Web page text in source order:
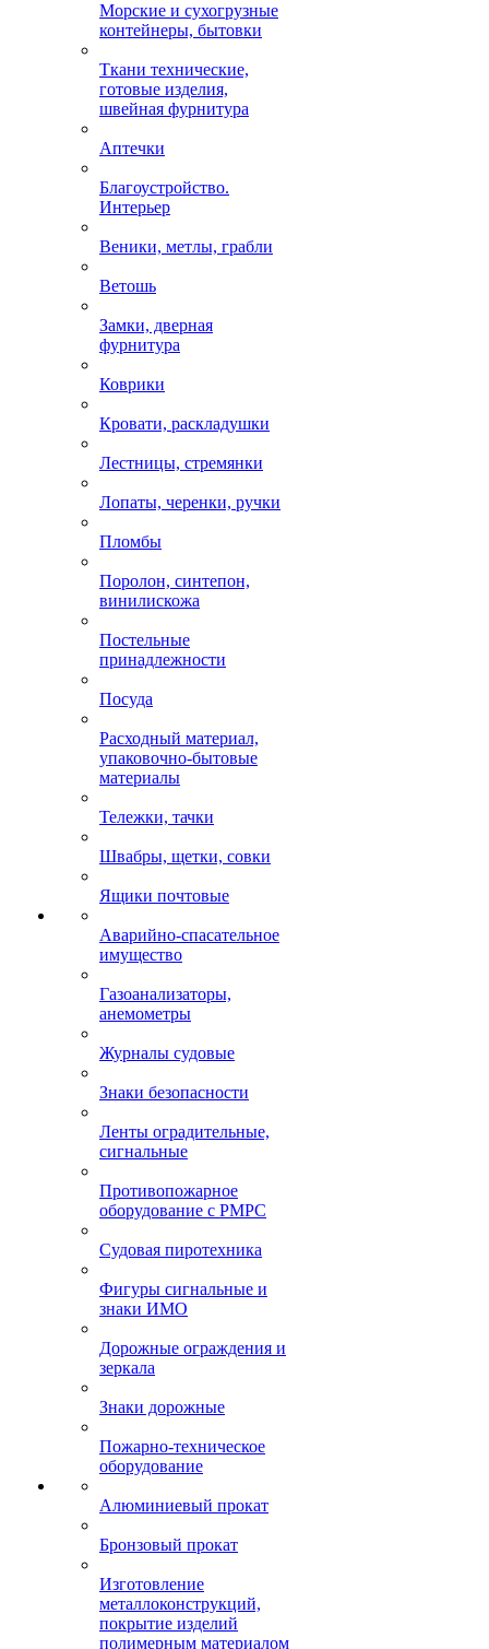
Морские и сухогрузные
контейнеры, бытовки
Ткани технические,
готовые изделия,
швейная фурнитура
Аптечки
Благоустройство.
Интерьер
Веники, метлы, грабли
Ветошь
Замки, дверная
фурнитура
Коврики
Кровати, раскладушки
Лестницы, стремянки
Лопаты, черенки, ручки
Пломбы
Поролон, синтепон,
винилискожа
Постельные
принадлежности
Посуда
Расходный материал,
упаковочно-бытовые
материалы
Тележки, тачки
Швабры, щетки, совки
Ящики почтовые
Аварийно-спасательное
имущество
Газоанализаторы,
анемометры
Журналы судовые
Знаки безопасности
Ленты оградительные,
сигнальные
Противопожарное
оборудование с РМРС
Судовая пиротехника
Фигуры сигнальные и
знаки ИМО
Дорожные ограждения и
зеркала
Знаки дорожные
Пожарно-техническое
оборудование
Алюминиевый прокат
Бронзовый прокат
Изготовление
металлоконструкций,
покрытие изделий
полимерным материалом